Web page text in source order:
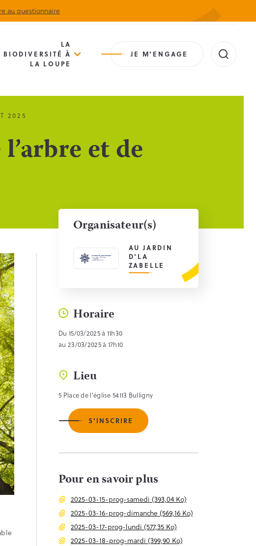
au questionnaire
Newsletter Actualités
LA
BIODIVERSITÉ À
LA LOUPE
JE M'ENGAGE
2025
et de
Organisateur(s)
AU JARDIN
D'LA
ZABELLE
Horaire
Du 15/03/2025 à 11h30
au 23/03/2025 à 17h10
Lieu
5 Place de l'église 54113 Bulligny
S'INSCRIRE
Pour en savoir plus
2025-03-15-prog-samedi (393,04 Ko)
2025-03-16-prog-dimanche (569,16 Ko)
2025-03-17-prog-lundi (577,35 Ko)
2025-03-18-prog-mardi (399,90 Ko)